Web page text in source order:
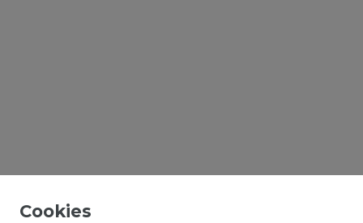
Cookies